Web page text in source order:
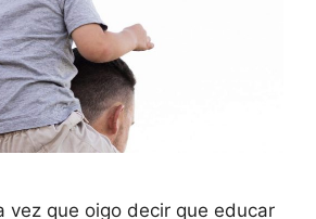
vez que oigo decir que educar